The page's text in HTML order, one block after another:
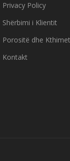
Privacy Policy
Shërbimi i Klientit
Porositë dhe Kthimet
Kontakt
Sporgente -